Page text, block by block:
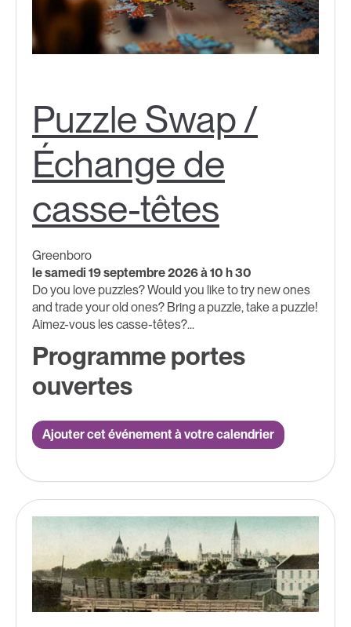
Puzzle Swap /
Échange de
casse-têtes
Greenboro
le samedi 19 septembre 2026 à 10 h 30
Do you love puzzles? Would you like to try new ones
and trade your old ones? Bring a puzzle, take a puzzle!
Aimez-vous les casse-têtes?...
Programme portes
ouvertes
Ajouter cet événement à votre calendrier